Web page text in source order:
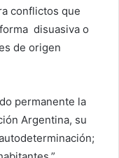
conflictos que
disuasiva o
de origen
permanente la
Argentina, su